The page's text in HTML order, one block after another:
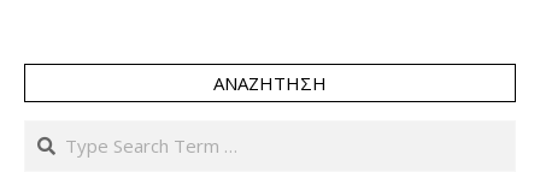
ΑΝΑΖΉΤΗΣΗ
Search